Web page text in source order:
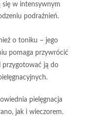
się w intensywnym
podrażnień.
o toniku – jego
pomaga przywrócić
i przygotować ją do
pielęgnacja
jak i wieczorem.